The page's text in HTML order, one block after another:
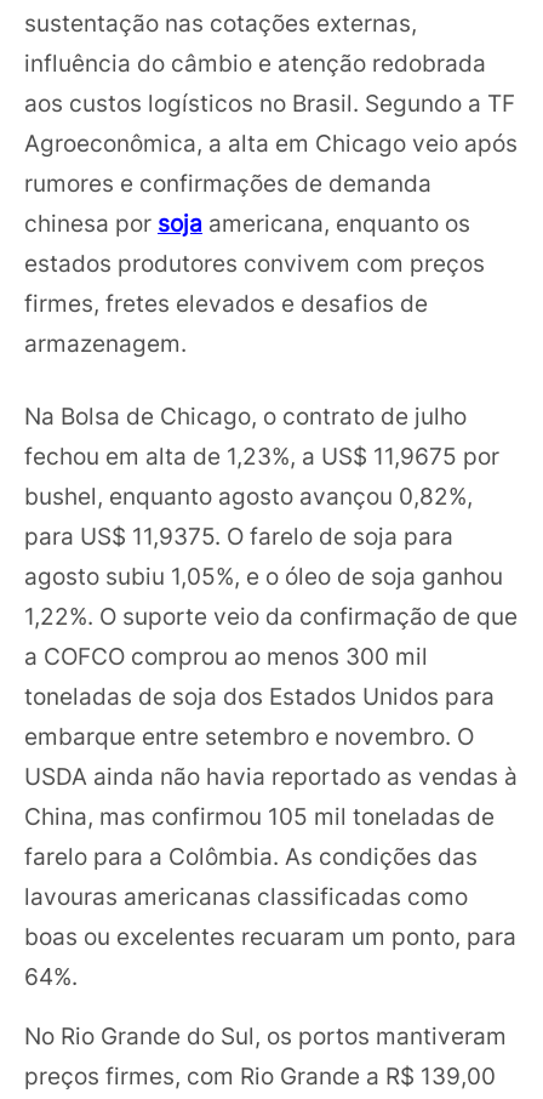
sustentação nas cotações externas,
influência do câmbio e atenção redobrada
aos custos logísticos no Brasil. Segundo a TF
Agroeconômica, a alta em Chicago veio após
rumores e confirmações de demanda
chinesa por soja americana, enquanto os
estados produtores convivem com preços
firmes, fretes elevados e desafios de
armazenagem.
Na Bolsa de Chicago, o contrato de julho
fechou em alta de 1,23%, a US$ 11,9675 por
bushel, enquanto agosto avançou 0,82%,
para US$ 11,9375. O farelo de soja para
agosto subiu 1,05%, e o óleo de soja ganhou
1,22%. O suporte veio da confirmação de que
a COFCO comprou ao menos 300 mil
toneladas de soja dos Estados Unidos para
embarque entre setembro e novembro. O
USDA ainda não havia reportado as vendas à
China, mas confirmou 105 mil toneladas de
farelo para a Colômbia. As condições das
lavouras americanas classificadas como
boas ou excelentes recuaram um ponto, para
64%.
No Rio Grande do Sul, os portos mantiveram
preços firmes, com Rio Grande a R$ 139,00